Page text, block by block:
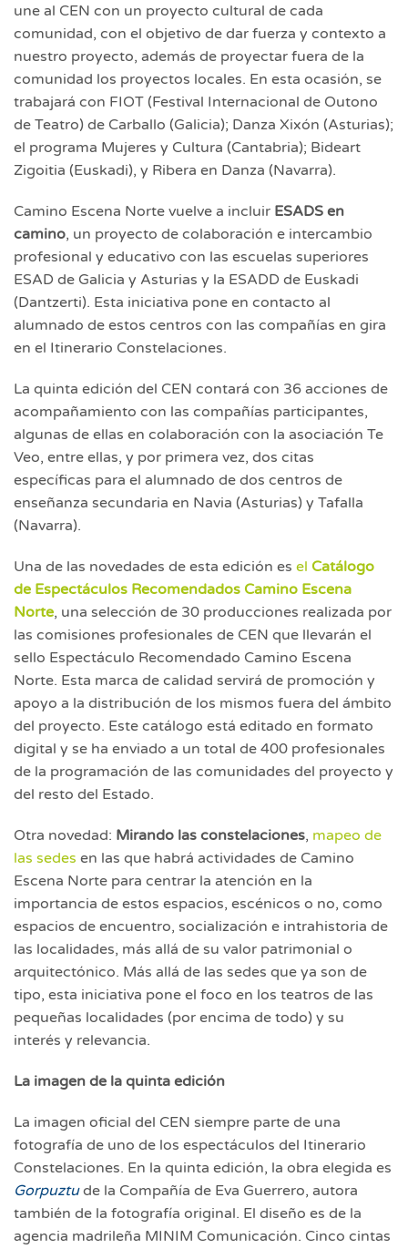
une al CEN con un proyecto cultural de cada
comunidad, con el objetivo de dar fuerza y contexto a
nuestro proyecto, además de proyectar fuera de la
comunidad los proyectos locales. En esta ocasión, se
trabajará con FIOT (Festival Internacional de Outono
de Teatro) de Carballo (Galicia); Danza Xixón (Asturias);
el programa Mujeres y Cultura (Cantabria); Bideart
Zigoitia (Euskadi), y Ribera en Danza (Navarra).
Camino Escena Norte vuelve a incluir ESADS en
camino, un proyecto de colaboración e intercambio
profesional y educativo con las escuelas superiores
ESAD de Galicia y Asturias y la ESADD de Euskadi
(Dantzerti). Esta iniciativa pone en contacto al
alumnado de estos centros con las compañías en gira
en el Itinerario Constelaciones.
La quinta edición del CEN contará con 36 acciones de
acompañamiento con las compañías participantes,
algunas de ellas en colaboración con la asociación Te
Veo, entre ellas, y por primera vez, dos citas
específicas para el alumnado de dos centros de
enseñanza secundaria en Navia (Asturias) y Tafalla
(Navarra).
Una de las novedades de esta edición es el Catálogo
de Espectáculos Recomendados Camino Escena
Norte, una selección de 30 producciones realizada por
las comisiones profesionales de CEN que llevarán el
sello Espectáculo Recomendado Camino Escena
Norte. Esta marca de calidad servirá de promoción y
apoyo a la distribución de los mismos fuera del ámbito
del proyecto. Este catálogo está editado en formato
digital y se ha enviado a un total de 400 profesionales
de la programación de las comunidades del proyecto y
del resto del Estado.
Otra novedad: Mirando las constelaciones, mapeo de
las sedes en las que habrá actividades de Camino
Escena Norte para centrar la atención en la
importancia de estos espacios, escénicos o no, como
espacios de encuentro, socialización e intrahistoria de
las localidades, más allá de su valor patrimonial o
arquitectónico. Más allá de las sedes que ya son de
tipo, esta iniciativa pone el foco en los teatros de las
pequeñas localidades (por encima de todo) y su
interés y relevancia.
La imagen de la quinta edición
La imagen oficial del CEN siempre parte de una
fotografía de uno de los espectáculos del Itinerario
Constelaciones. En la quinta edición, la obra elegida es
Gorpuztude la Compañía de Eva Guerrero, autora
también de la fotografía original. El diseño es de la
agencia madrileña MINIM Comunicación. Cinco cintas